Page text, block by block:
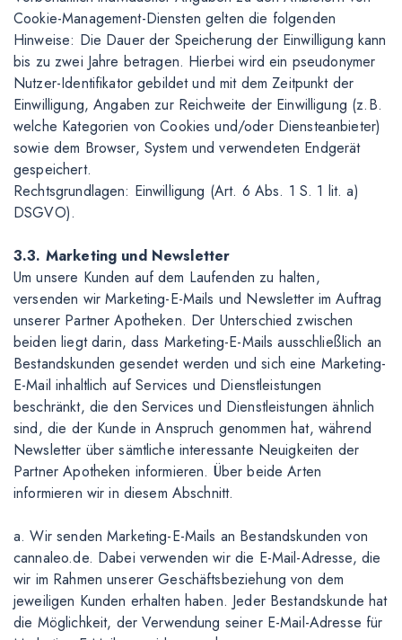
Cookie-Management-Diensten gelten die folgenden
Hinweise: Die Dauer der Speicherung der Einwilligung kann
bis zu zwei Jahre betragen. Hierbei wird ein pseudonymer
Nutzer-Identifikator gebildet und mit dem Zeitpunkt der
Einwilligung, Angaben zur Reichweite der Einwilligung (z.B.
welche Kategorien von Cookies und/oder Diensteanbieter)
sowie dem Browser, System und verwendeten Endgerät
gespeichert.
Rechtsgrundlagen: Einwilligung (Art. 6 Abs. 1 S. 1 lit. a)
DSGVO).
3.3. Marketing und Newsletter
Um unsere Kunden auf dem Laufenden zu halten,
versenden wir Marketing-E-Mails und Newsletter im Auftrag
unserer Partner Apotheken. Der Unterschied zwischen
beiden liegt darin, dass Marketing-E-Mails ausschließlich an
Bestandskunden gesendet werden und sich eine Marketing-
E-Mail inhaltlich auf Services und Dienstleistungen
beschränkt, die den Services und Dienstleistungen ähnlich
sind, die der Kunde in Anspruch genommen hat, während
Newsletter über sämtliche interessante Neuigkeiten der
Partner Apotheken informieren. Über beide Arten
informieren wir in diesem Abschnitt.
a. Wir senden Marketing-E-Mails an Bestandskunden von
cannaleo.de. Dabei verwenden wir die E-Mail-Adresse, die
wir im Rahmen unserer Geschäftsbeziehung von dem
jeweiligen Kunden erhalten haben. Jeder Bestandskunde hat
die Möglichkeit, der Verwendung seiner E-Mail-Adresse für